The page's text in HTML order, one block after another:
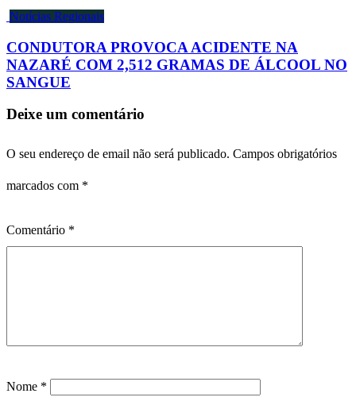
Notícias Regionais
CONDUTORA PROVOCA ACIDENTE NA
NAZARÉ COM 2,512 GRAMAS DE ÁLCOOL NO
SANGUE
Deixe um comentário
O seu endereço de email não será publicado. Campos obrigatórios
marcados com *
Comentário *
Nome *